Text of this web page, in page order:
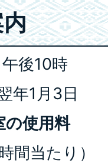
後10時
年1月3日
の使用料
間当たり）